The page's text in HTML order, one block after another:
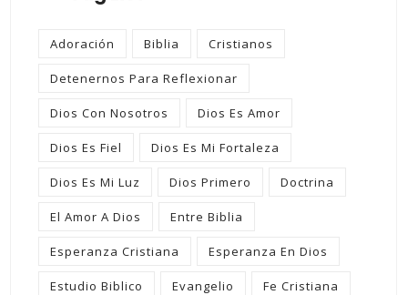
Adoración Biblia Cristianos
Detenernos Para Reflexionar
Dios Con Nosotros Dios Es Amor
Dios Es Fiel Dios Es Mi Fortaleza
Dios Es Mi Luz Dios Primero Doctrina
El Amor A Dios Entre Biblia
Esperanza Cristiana Esperanza En Dios
Estudio Biblico Evangelio Fe Cristiana